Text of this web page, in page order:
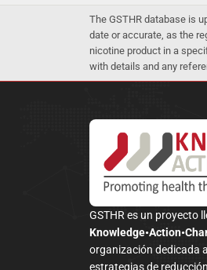
The GSTHR database is
date or accurate, as the
nicotine product in a
with details and any
GSTHR es un proyecto
organización dedicada
estrategias de